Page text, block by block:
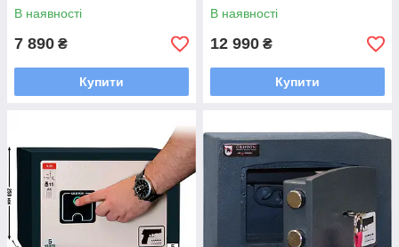
В наявності
7 890 ₴
Купити
В наявності
12 990 ₴
Купити